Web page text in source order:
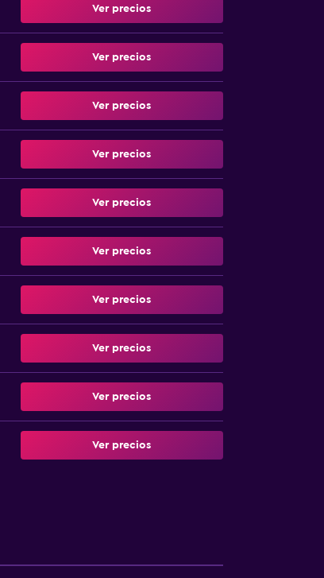
Ver precios
Ver precios
Ver precios
Ver precios
Ver precios
Ver precios
Ver precios
Ver precios
Ver precios
Ver precios